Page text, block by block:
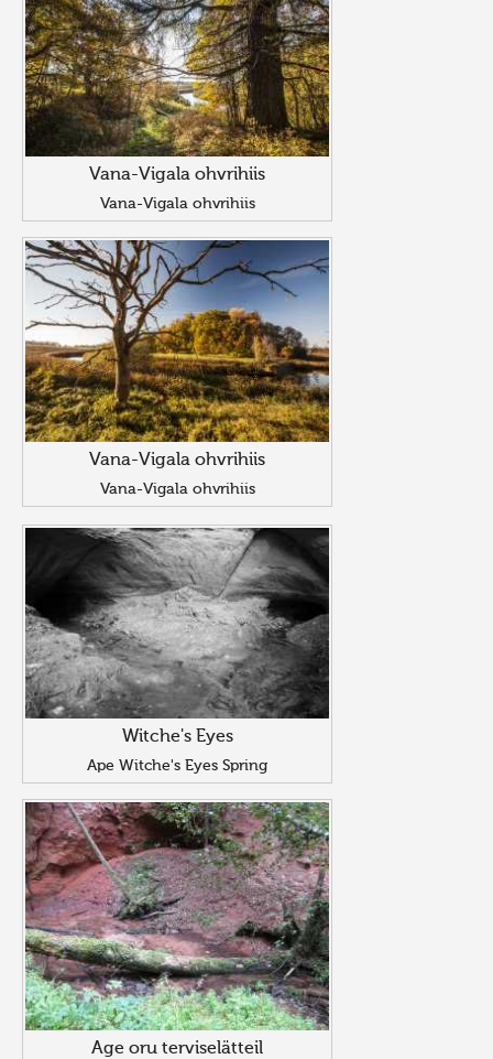
Vana-Vigala ohvrihiis
Vana-Vigala ohvrihiis
Vana-Vigala ohvrihiis
Vana-Vigala ohvrihiis
Witche's Eyes
Ape Witche's Eyes Spring
Age oru terviselätteil